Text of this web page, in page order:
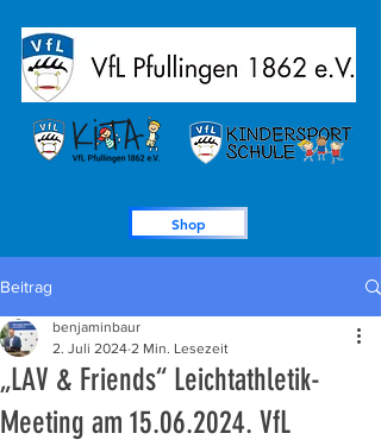
Shop
Beitrag
„LAV & Friends“ Leichtathletik-
Meeting am 15.06.2024. VfL
benjaminbaur
2. Juli 2024 2 Min. Lesezeit